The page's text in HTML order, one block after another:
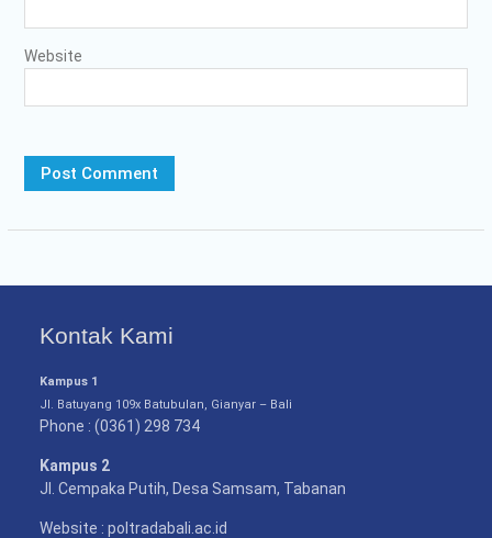
Website
Kontak Kami
Kampus 1
Jl. Batuyang 109x Batubulan, Gianyar – Bali
Phone : (0361) 298 734
Kampus 2
Jl. Cempaka Putih, Desa Samsam, Tabanan
Website : poltradabali.ac.id